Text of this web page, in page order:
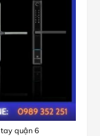
quận 6